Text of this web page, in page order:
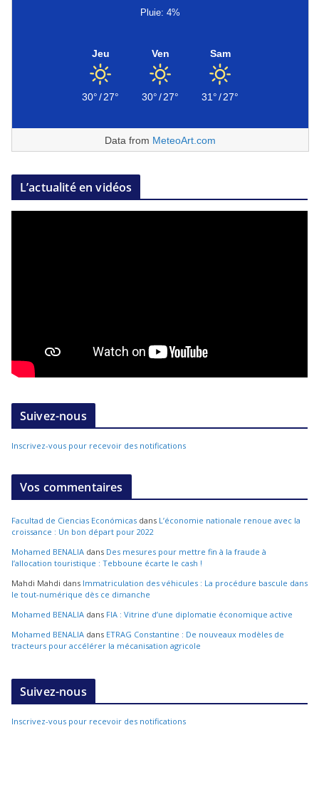
Pluie: 4%
Jeu
30°/27°
Ven
30°/27°
Sam
31°/27°
Data from MeteoArt.com
L’actualité en vidéos
Suivez-nous
Inscrivez-vous pour recevoir des notifications
Vos commentaires
Facultad de Ciencias Económicas dans L’économie nationale renoue avec la
croissance : Un bon départ pour 2022
Mohamed BENALIA dans Des mesures pour mettre fin à la fraude à
l’allocation touristique : Tebboune écarte le cash !
Mahdi Mahdi dans Immatriculation des véhicules : La procédure bascule dans
le tout-numérique dès ce dimanche
Mohamed BENALIA dans FIA : Vitrine d’une diplomatie économique active
Mohamed BENALIA dans ETRAG Constantine : De nouveaux modèles de
tracteurs pour accélérer la mécanisation agricole
Suivez-nous
Inscrivez-vous pour recevoir des notifications